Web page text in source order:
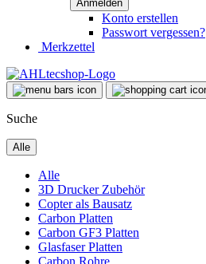
Konto erstellen
Passwort vergessen?
Merkzettel
Suche
Alle
Alle
3D Drucker Zubehör
Copter als Bausatz
Carbon Platten
Carbon GF3 Platten
Glasfaser Platten
Carbon Rohre